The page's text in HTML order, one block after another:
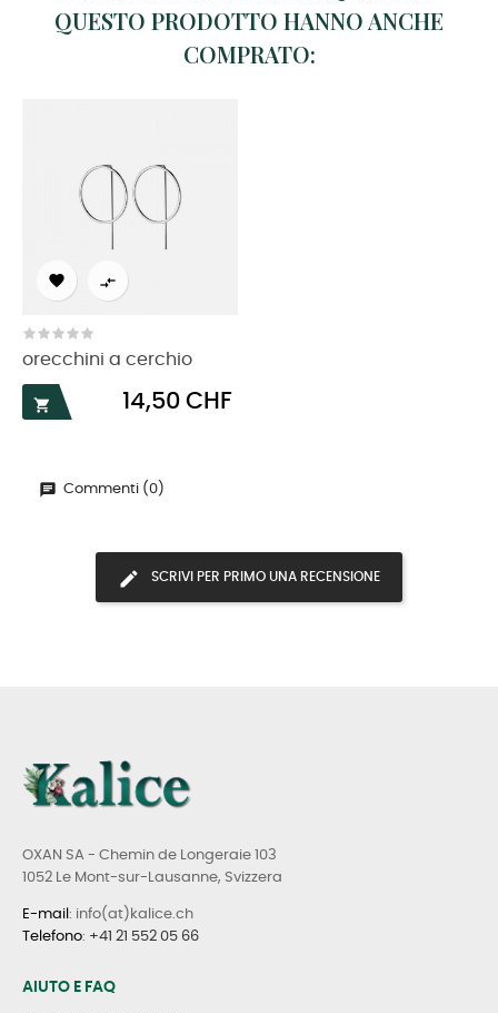
QUESTO PRODOTTO HANNO ANCHE
COMPRATO:
 
orecchini a cerchio

Prezzo
14,50 CHF
Commenti (0)
SCRIVI PER PRIMO UNA RECENSIONE
OXAN SA - Chemin de Longeraie 103
1052 Le Mont-sur-Lausanne, Svizzera
E-mail : info(at)kalice.ch
Telefono: +41 21 552 05 66
AIUTO E FAQ